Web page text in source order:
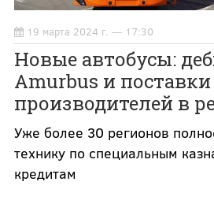
19 марта 2024 г. — 17:30
Новые автобусы:
Amurbus и
производителей в
Уже более 30 регионов
технику по специальным
кредитам